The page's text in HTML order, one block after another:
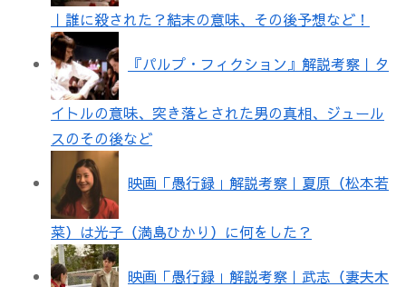
｜誰に殺された？結末の意味、その後予想など！
『パルプ・フィクション』解説考察｜タ
イトルの意味、突き落とされた男の真相、ジュール
スのその後など
映画「愚行録」解説考察｜夏原（松本若
菜）は光子（満島ひかり）に何をした？
映画「愚行録」解説考察｜武志（妻夫木